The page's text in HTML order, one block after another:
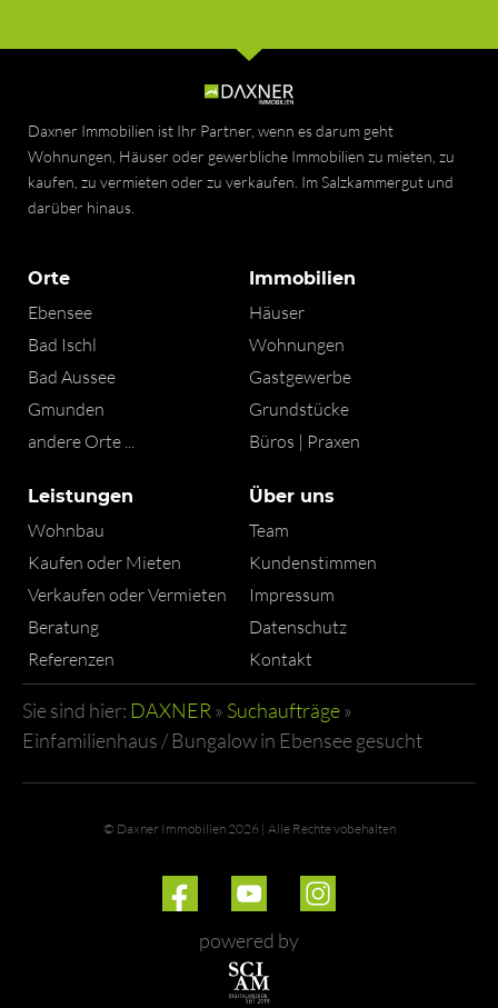
Daxner Immobilien ist Ihr Partner, wenn es darum geht
Wohnungen, Häuser oder gewerbliche Immobilien zu mieten, zu
kaufen, zu vermieten oder zu verkaufen. Im Salzkammergut und
darüber hinaus.
Orte
Ebensee
Bad Ischl
Bad Aussee
Gmunden
andere Orte ...
Immobilien
Häuser
Wohnungen
Gastgewerbe
Grundstücke
Büros | Praxen
Leistungen
Wohnbau
Kaufen oder Mieten
Verkaufen oder Vermieten
Beratung
Referenzen
Über uns
Team
Kundenstimmen
Impressum
Datenschutz
Kontakt
Sie sind hier: DAXNER » Suchaufträge»
Einfamilienhaus / Bungalow in Ebensee gesucht
© Daxner Immobilien 2026 | Alle Rechte vobehalten
powered by